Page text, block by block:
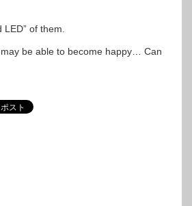
of them.
be able to become happy… Can